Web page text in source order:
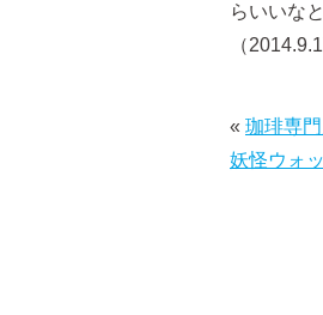
らいいな
（
« 珈琲専
妖怪ウ